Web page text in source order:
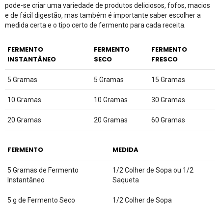
pode-se criar uma variedade de produtos deliciosos, fofos, macios
e de fácil digestão, mas também é importante saber escolher a
medida certa e o tipo certo de fermento para cada receita.
FERMENTO
INSTANTÂNEO
FERMENTO
SECO
FERMENTO
FRESCO
5 Gramas 5 Gramas 15 Gramas
10 Gramas 10 Gramas 30 Gramas
20 Gramas 20 Gramas 60 Gramas
FERMENTO MEDIDA
5 Gramas de Fermento
Instantâneo
1/2 Colher de Sopa ou 1/2
Saqueta
5 g de Fermento Seco 1/2 Colher de Sopa